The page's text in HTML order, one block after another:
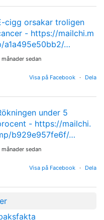
cigg orsakar troligen
- https://mailchi.m
a1a495e50bb2/…
månader sedan
Visa på Facebook · Dela
under 5
- https://mailchi.
b929e957fe6f/…
månader sedan
Visa på Facebook · Dela